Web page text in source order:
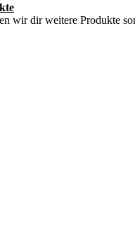
wir dir weitere Produkte